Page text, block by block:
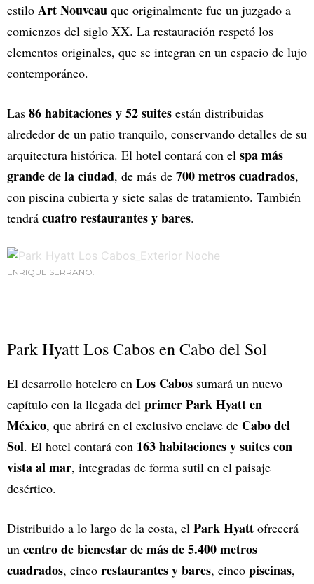
estilo Art Nouveau que originalmente fue un juzgado a
comienzos del siglo XX. La restauración respetó los
elementos originales, que se integran en un espacio de lujo
contemporáneo.
Las 86 habitaciones y 52 suites están distribuidas
alrededor de un patio tranquilo, conservando detalles de su
arquitectura histórica. El hotel contará con el spa más
grande de la ciudad, de más de 700 metros cuadrados,
con piscina cubierta y siete salas de tratamiento. También
tendrá cuatro restaurantes y bares.
ENRIQUE SERRANO.
Park Hyatt Los Cabos en Cabo del Sol
El desarrollo hotelero en Los Cabos sumará un nuevo
capítulo con la llegada del primer Park Hyatt en
México, que abrirá en el exclusivo enclave de Cabo del
Sol. El hotel contará con 163 habitaciones y suites con
vista al mar, integradas de forma sutil en el paisaje
desértico.
Distribuido a lo largo de la costa, el Park Hyatt ofrecerá
un centro de bienestar de más de 5.400 metros
cuadrados, cinco restaurantes y bares, cinco piscinas,